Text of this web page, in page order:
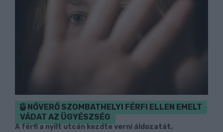
NŐVERŐ SZOMBATHELYI FÉRFI ELLEN EMELT
VÁDAT AZ ÜGYÉSZSÉG
A férfi a nyílt utcán kezdte verni áldozatát.